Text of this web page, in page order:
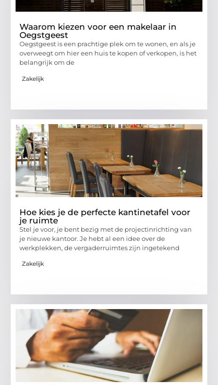
Waarom kiezen voor een makelaar in
Oegstgeest
Oegstgeest is een prachtige plek om te wonen, en als je
overweegt om hier een huis te kopen of verkopen, is het
belangrijk om de
Zakelijk
Hoe kies je de perfecte kantinetafel voor
je ruimte
Stel je voor, je bent bezig met de projectinrichting van
je nieuwe kantoor. Je hebt al een idee over de
werkplekken, de vergaderruimtes zijn ingetekend
Zakelijk